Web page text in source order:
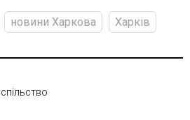
новини Харкова Харків